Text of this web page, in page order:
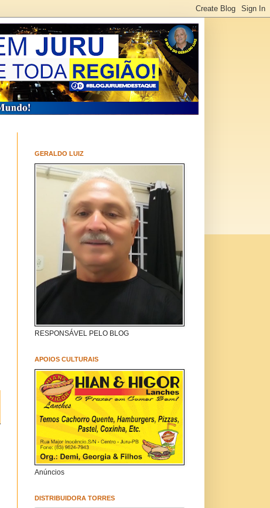
GERALDO LUIZ
RESPONSÁVEL PELO BLOG
APOIOS CULTURAIS
Anúncios
DISTRIBUIDORA TORRES